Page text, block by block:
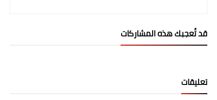
قد تُعجبك هذه المشاركات
تعليقات